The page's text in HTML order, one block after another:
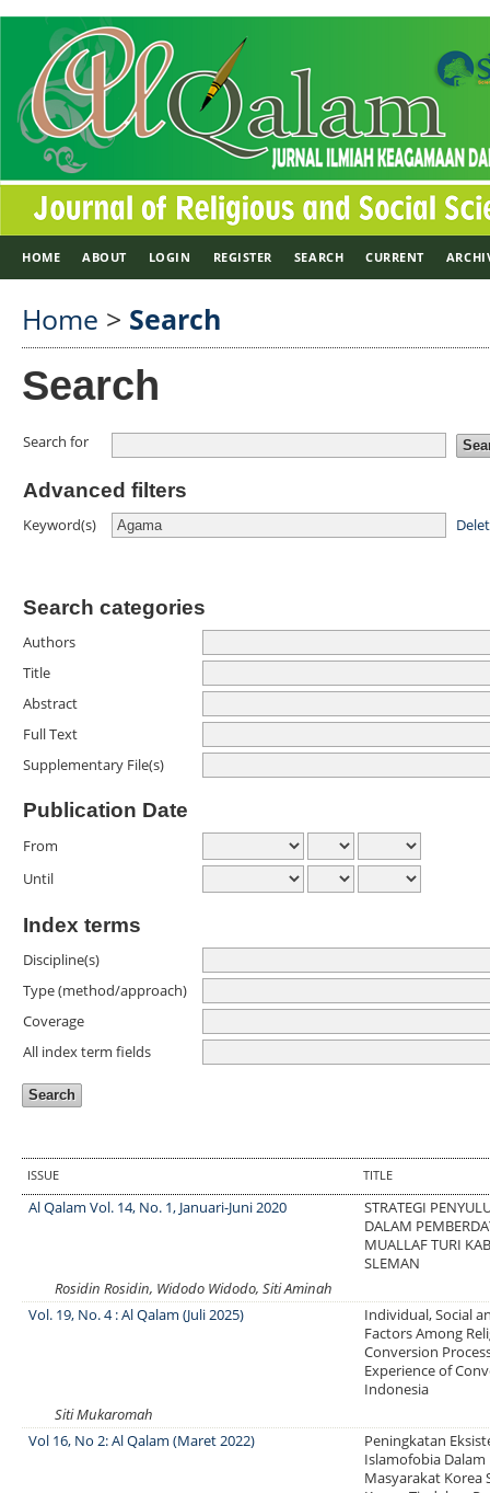
HOME ABOUT LOGIN REGISTER SEARCH CURRENT
Home > Search
Search
Search for
Advanced filters
Keyword(s)
Search categories
Authors
Title
Abstract
Full Text
Supplementary File(s)
Publication Date
From
Until
Index terms
Discipline(s)
Type (method/approach)
Coverage
All index term fields
ISSUE TITLE
Al Qalam Vol. 14, No. 1, Januari-Juni 2020
STRATEGI
DALAM
MUALLAF TURI
SLEMAN
Rosidin Rosidin, Widodo Widodo, Siti Aminah
Vol. 19, No. 4 : Al Qalam (Juli 2025)
Individual, Social
Factors Among
Conversion
Experience of
Indonesia
Siti Mukaromah
Vol 16, No 2: Al Qalam (Maret 2022)
Peningkatan
Islamofobia
Masyarakat Korea